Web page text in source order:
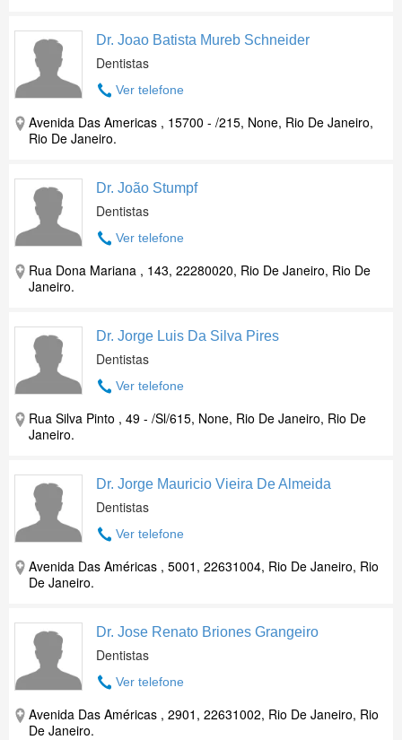
Dr. Joao Batista Mureb Schneider
Dentistas
Ver telefone
Avenida Das Americas , 15700 - /215, None, Rio De Janeiro,
Rio De Janeiro.
Dr. João Stumpf
Dentistas
Ver telefone
Rua Dona Mariana , 143, 22280020, Rio De Janeiro, Rio De
Janeiro.
Dr. Jorge Luis Da Silva Pires
Dentistas
Ver telefone
Rua Silva Pinto , 49 - /Sl/615, None, Rio De Janeiro, Rio De
Janeiro.
Dr. Jorge Mauricio Vieira De Almeida
Dentistas
Ver telefone
Avenida Das Américas , 5001, 22631004, Rio De Janeiro, Rio
De Janeiro.
Dr. Jose Renato Briones Grangeiro
Dentistas
Ver telefone
Avenida Das Américas , 2901, 22631002, Rio De Janeiro, Rio
De Janeiro.